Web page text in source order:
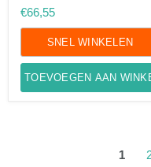
Pack
€66,55
SNEL WINKELEN
TOEVOEGEN AAN
1